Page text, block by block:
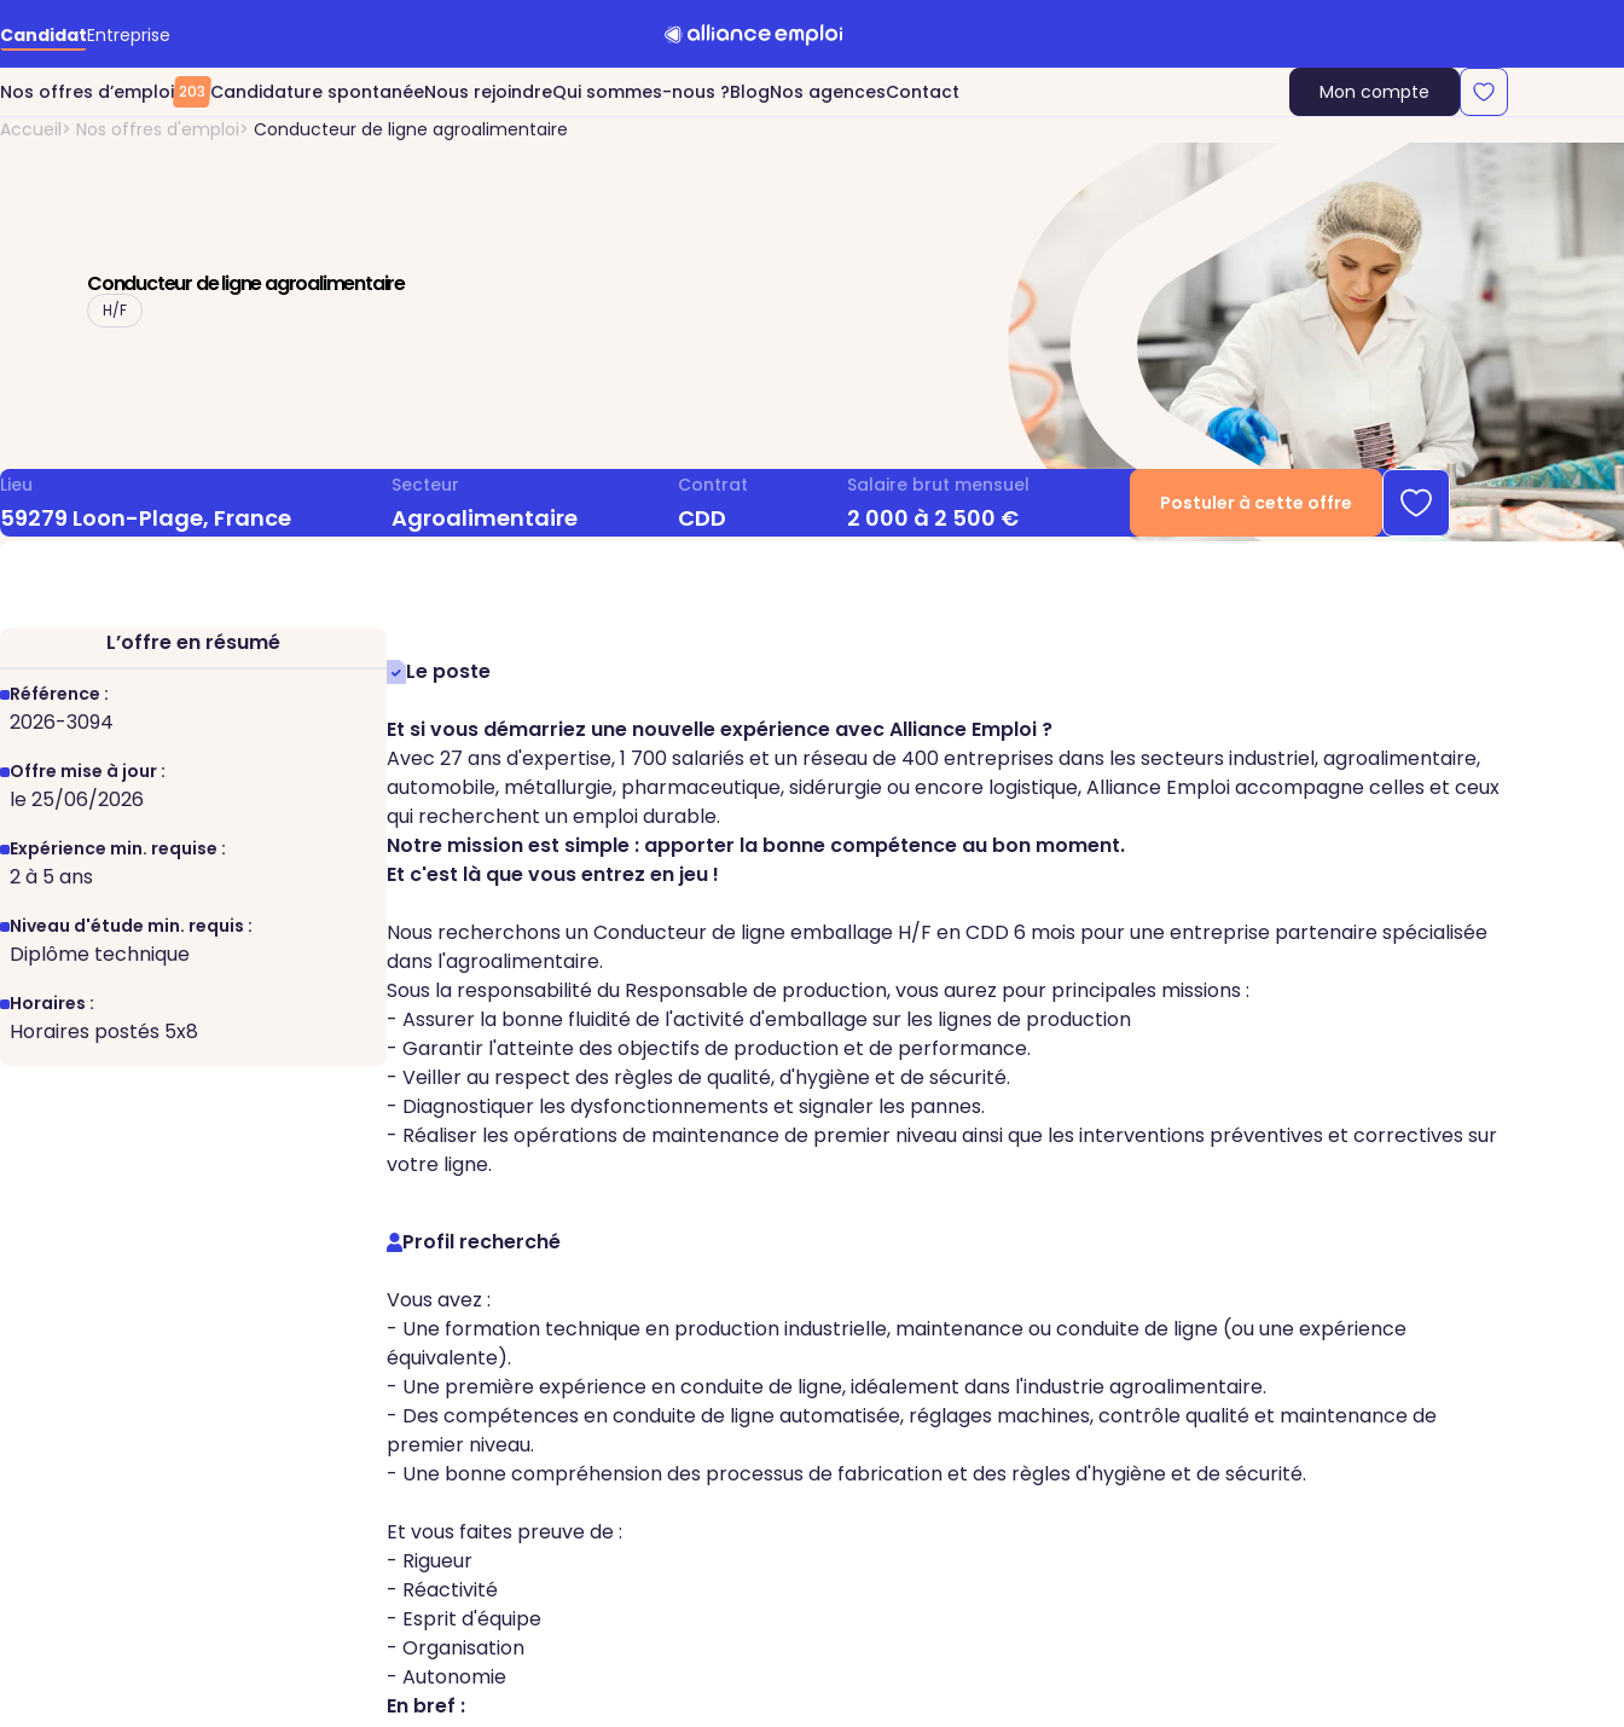
CandidatEntreprise
Nos offres d’emploi 203 Candidature spontanéeNous rejoindreQui sommes-nous ?BlogNos agencesContact
Mon compte
Accueil
Nos offres d'emploi Conducteur de ligne agroalimentaire
Conducteur de ligne agroalimentaire
H/F
Lieu
59279 Loon-Plage, France
Secteur
Agroalimentaire
Contrat
CDD
Salaire brut mensuel
2 000 à 2 500 € Postuler à cette offre
L’offre en résumé
Référence :
2026-3094
Offre mise à jour :
le 25/06/2026
Expérience min. requise :
2 à 5 ans
Niveau d'étude min. requis :
Diplôme technique
Horaires :
Horaires postés 5x8
Le poste
Et si vous démarriez une nouvelle expérience avec Alliance Emploi ?
Avec 27 ans d'expertise, 1 700 salariés et un réseau de 400 entreprises dans les secteurs industriel, agroalimentaire,
automobile, métallurgie, pharmaceutique, sidérurgie ou encore logistique, Alliance Emploi accompagne celles et ceux
qui recherchent un emploi durable.
Notre mission est simple : apporter la bonne compétence au bon moment.
Et c'est là que vous entrez en jeu !
Nous recherchons un Conducteur de ligne emballage H/F en CDD 6 mois pour une entreprise partenaire spécialisée
dans l'agroalimentaire.
Sous la responsabilité du Responsable de production, vous aurez pour principales missions :
- Assurer la bonne fluidité de l'activité d'emballage sur les lignes de production
- Garantir l'atteinte des objectifs de production et de performance.
- Veiller au respect des règles de qualité, d'hygiène et de sécurité.
- Diagnostiquer les dysfonctionnements et signaler les pannes.
- Réaliser les opérations de maintenance de premier niveau ainsi que les interventions préventives et correctives sur
votre ligne.
Profil recherché
Vous avez :
- Une formation technique en production industrielle, maintenance ou conduite de ligne (ou une expérience
équivalente).
- Une première expérience en conduite de ligne, idéalement dans l'industrie agroalimentaire.
- Des compétences en conduite de ligne automatisée, réglages machines, contrôle qualité et maintenance de
premier niveau.
- Une bonne compréhension des processus de fabrication et des règles d'hygiène et de sécurité.
Et vous faites preuve de :
- Rigueur
- Réactivité
- Esprit d'équipe
- Organisation
- Autonomie
En bref :